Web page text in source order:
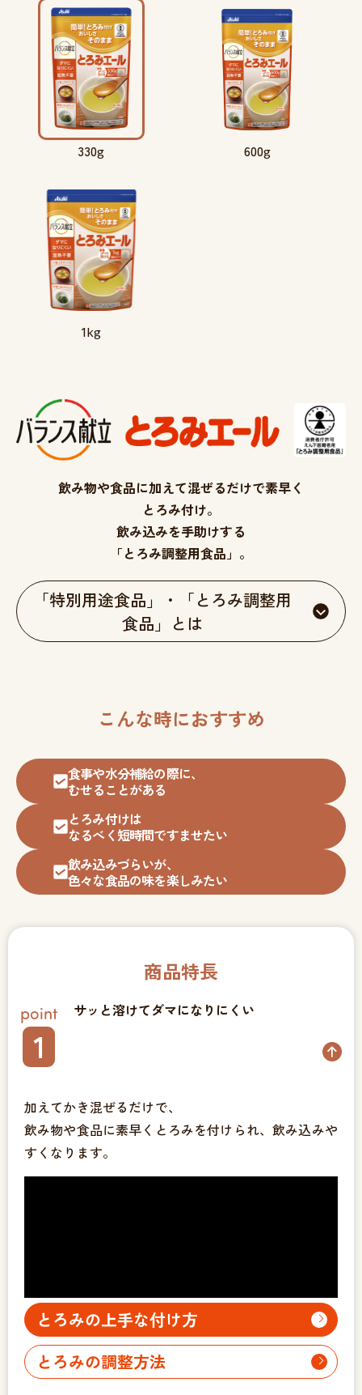
330g 600g
1kg
飲み物や食品に加えて混ぜるだけで素早く
とろみ付け。
飲み込みを手助けする
「とろみ調整用食品」。
「特別用途食品」・「とろみ調整用
食品」とは
こんな時におすすめ
食事や水分補給の際に、
むせることがある
とろみ付けは
なるべく短時間ですませたい
飲み込みづらいが、
色々な食品の味を楽しみたい
商品特長
point
1
サッと溶けてダマになりにくい
加えてかき混ぜるだけで、
飲み物や食品に素早くとろみを付けられ、飲み込みや
すくなります。
とろみの上手な付け方
とろみの調整方法